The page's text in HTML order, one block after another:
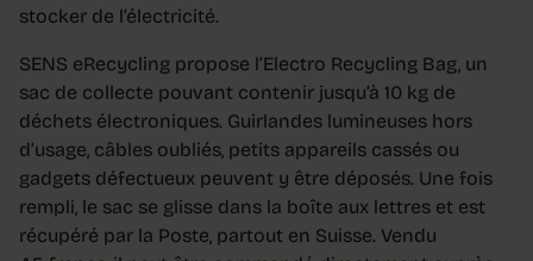
stocker de l’électricité.
SENS eRecycling propose l’Electro Recycling Bag, un
sac de collecte pouvant contenir jusqu’à 10 kg de
déchets électroniques. Guirlandes lumineuses hors
d’usage, câbles oubliés, petits appareils cassés ou
gadgets défectueux peuvent y être déposés. Une fois
rempli, le sac se glisse dans la boîte aux lettres et est
récupéré par la Poste, partout en Suisse. Vendu